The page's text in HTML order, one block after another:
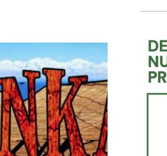
Cultura
Deporte y Naturaleza
Gastro
Infantil
Música
TENERIFE PHE FESTIVAL 2026
XXVII VERANO DE CUENTO